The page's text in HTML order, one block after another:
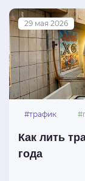
29 мая 2026
#трафик
Как лить
года